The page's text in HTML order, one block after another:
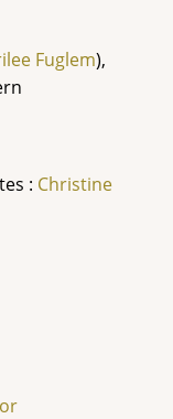
Fuglem),
: Christine